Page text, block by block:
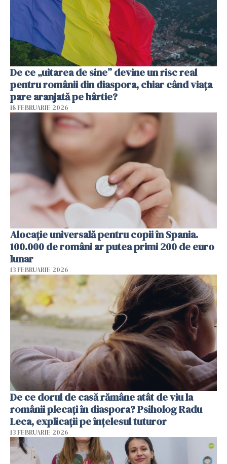
De ce „uitarea de sine” devine un risc real
pentru românii din diaspora, chiar când viața
pare aranjată pe hârtie?
18 FEBRUARIE 2026
Alocație universală pentru copii în Spania.
100.000 de români ar putea primi 200 de euro
lunar
13 FEBRUARIE 2026
De ce dorul de casă rămâne atât de viu la
românii plecați în diaspora? Psiholog Radu
Leca, explicații pe înțelesul tuturor
13 FEBRUARIE 2026